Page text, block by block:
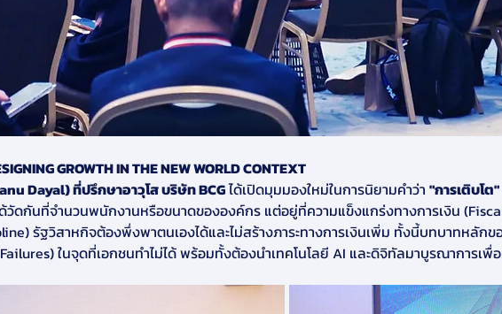
GROWTH IN THE NEW WORLD CONTEXT
(Dr. Ranu Dayal) ที่ปรึกษาอาวุโส บริษัท BCG
ได้เปิดมุมมองใหม่ในการนิยามคำว่า "การเติบโต"
ด้วัดกันที่จำนวนพนักงานหรือขนาดขององค์กร แต่อยู่ที่ความแข็งแกร่งทางการเงิน
รัฐวิสาหกิจต้องพึ่งพาตนเองได้และไม่สร้างภาระทางการเงินเพิ่ม ทั้งนี้บทบาทหลักข
ในจุดที่เอกชนทำไม่ได้ พร้อมทั้งต้องนำเทคโนโลยี AI และดิจิทัลมาบูรณาการเพื่